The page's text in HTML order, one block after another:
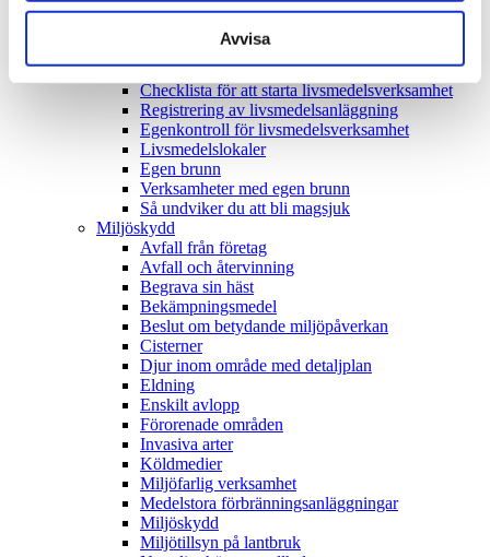
Avvisa
Kungörelse av bygglov
Starta och driva livsmedelsverksamhet
Tillstånd för livsmedelslokal
Checklista för att starta livsmedelsverksamhet
Registrering av livsmedelsanläggning
Egenkontroll för livsmedelsverksamhet
Livsmedelslokaler
Egen brunn
Verksamheter med egen brunn
Så undviker du att bli magsjuk
Miljöskydd
Avfall från företag
Avfall och återvinning
Begrava sin häst
Bekämpningsmedel
Beslut om betydande miljöpåverkan
Cisterner
Djur inom område med detaljplan
Eldning
Enskilt avlopp
Förorenade områden
Invasiva arter
Köldmedier
Miljöfarlig verksamhet
Medelstora förbränningsanläggningar
Miljöskydd
Miljötillsyn på lantbruk